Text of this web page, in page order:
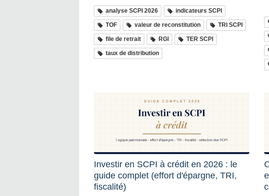
analyse SCPI 2026 indicateurs SCPI
TOF valeur de reconstitution TRI SCPI
file de retrait RGI TER SCPI
taux de distribution
Investir en SCPI à crédit en 2026 : le
guide complet (effort d'épargne, TRI,
fiscalité)